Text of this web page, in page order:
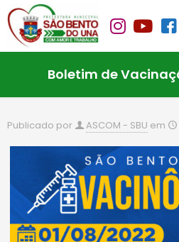
Boletim de
Publicado por ASCOM - SBU em